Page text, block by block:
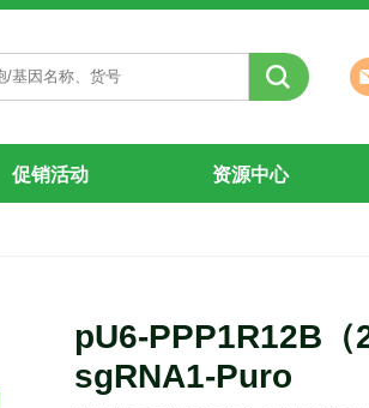
促销活动 资源中心
pU6-PPP1R12B（
sgRNA1-Puro